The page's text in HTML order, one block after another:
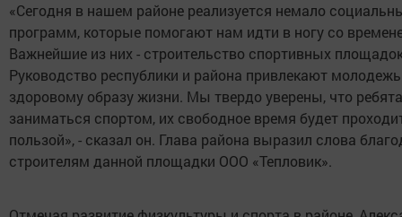
«Сегодня в нашем районе реализуется немало
программ, которые помогают нам идти в ногу со
Важнейшие из них - строительство спортивных
Руководство республики и района привлекают
здоровому образу жизни. Мы твердо уверены, что
заниматься спортом, их свободное время будет
пользой», - сказал он. Глава района выразил слова
строителям данной площадки ООО «Тепловик».